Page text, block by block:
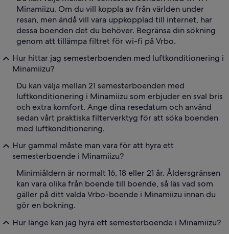
Minamiizu. Om du vill koppla av från världen under
resan, men ändå vill vara uppkopplad till internet, har
dessa boenden det du behöver. Begränsa din sökning
genom att tillämpa filtret för wi-fi på Vrbo.
Hur hittar jag semesterboenden med luftkonditionering i
Minamiizu?
Du kan välja mellan 21 semesterboenden med
luftkonditionering i Minamiizu som erbjuder en sval bris
och extra komfort. Ange dina resedatum och använd
sedan vårt praktiska filterverktyg för att söka boenden
med luftkonditionering.
Hur gammal måste man vara för att hyra ett
semesterboende i Minamiizu?
Minimiåldern är normalt 16, 18 eller 21 år. Åldersgränsen
kan vara olika från boende till boende, så läs vad som
gäller på ditt valda Vrbo-boende i Minamiizu innan du
gör en bokning.
Hur länge kan jag hyra ett semesterboende i Minamiizu?